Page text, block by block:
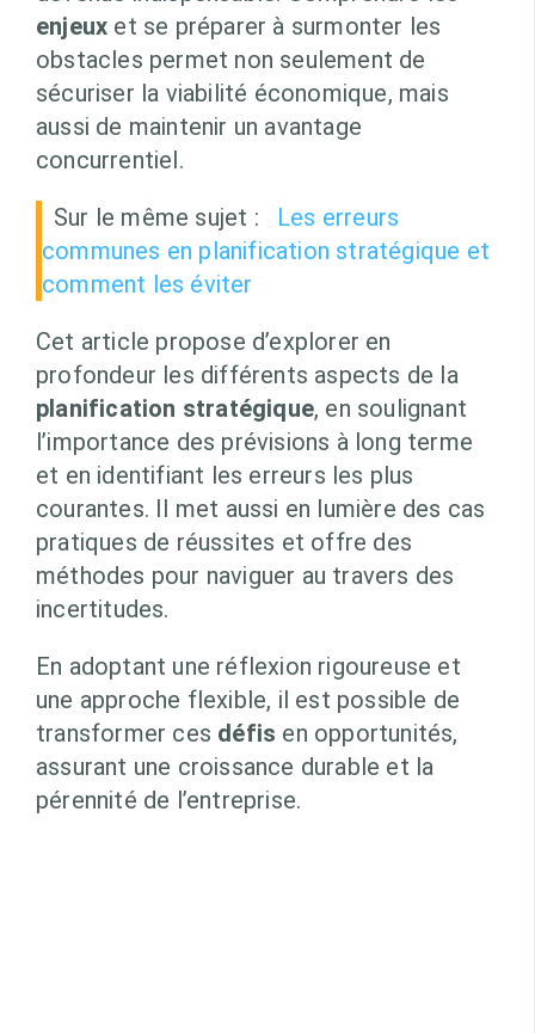
enjeux et se préparer à surmonter les
obstacles permet non seulement de
sécuriser la viabilité économique, mais
aussi de maintenir un avantage
concurrentiel.
Sur le même sujet :
Les erreurs
communes en planification stratégique et
comment les éviter
Cet article propose d’explorer en
profondeur les différents aspects de la
planification stratégique, en soulignant
l’importance des prévisions à long terme
et en identifiant les erreurs les plus
courantes. Il met aussi en lumière des cas
pratiques de réussites et offre des
méthodes pour naviguer au travers des
incertitudes.
En adoptant une réflexion rigoureuse et
une approche flexible, il est possible de
transformer ces défis en opportunités,
assurant une croissance durable et la
pérennité de l’entreprise.